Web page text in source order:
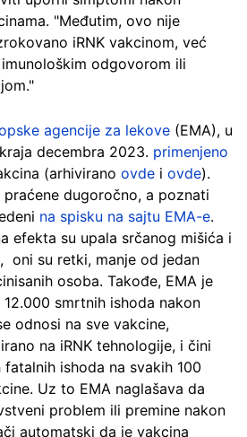
"Međutim, ovo nije
iRNK vakcinom, već
odgovorom ili
agencije za lekove (EMA), u
decembra 2023. primenjeno
(arhivirano ovde i ovde).
praćene dugoročno, a poznati
na spisku na sajtu EMA-e.
efekta su upala srčanog mišića i
oni su retki, manje od jedan
osoba. Takođe, EMA je
smrtnih ishoda nakon
odnosi na sve vakcine,
na iRNK tehnologije, i čini
ishoda na svakih 100
Uz to EMA naglašava da
problem ili premine nakon
automatski da je vakcina